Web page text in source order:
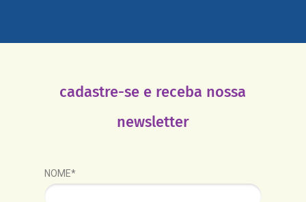
cadastre-se e receba nossa
newsletter
NOME*